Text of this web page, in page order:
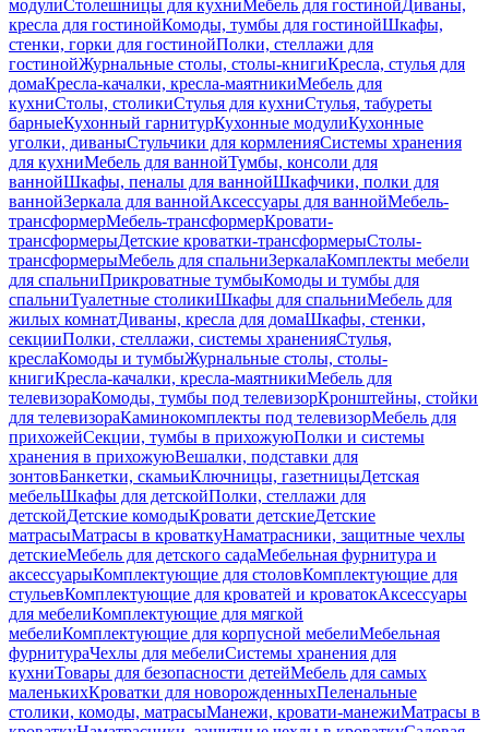
модулиСтолешницы для кухниМебель для гостинойДиваны,
кресла для гостинойКомоды, тумбы для гостинойШкафы,
стенки, горки для гостинойПолки, стеллажи для
гостинойЖурнальные столы, столы-книгиКресла, стулья для
домаКресла-качалки, кресла-маятникиМебель для
кухниСтолы, столикиСтулья для кухниСтулья, табуреты
барныеКухонный гарнитурКухонные модулиКухонные
уголки, диваныСтульчики для кормленияСистемы хранения
для кухниМебель для ваннойТумбы, консоли для
ваннойШкафы, пеналы для ваннойШкафчики, полки для
ваннойЗеркала для ваннойАксессуары для ваннойМебель-
трансформерМебель-трансформерКровати-
трансформерыДетские кроватки-трансформерыСтолы-
трансформерыМебель для спальниЗеркалаКомплекты мебели
для спальниПрикроватные тумбыКомоды и тумбы для
спальниТуалетные столикиШкафы для спальниМебель для
жилых комнатДиваны, кресла для домаШкафы, стенки,
секцииПолки, стеллажи, системы храненияСтулья,
креслаКомоды и тумбыЖурнальные столы, столы-
книгиКресла-качалки, кресла-маятникиМебель для
телевизораКомоды, тумбы под телевизорКронштейны, стойки
для телевизораКаминокомплекты под телевизорМебель для
прихожейСекции, тумбы в прихожуюПолки и системы
хранения в прихожуюВешалки, подставки для
зонтовБанкетки, скамьиКлючницы, газетницыДетская
мебельШкафы для детскойПолки, стеллажи для
детскойДетские комодыКровати детскиеДетские
матрасыМатрасы в кроваткуНаматрасники, защитные чехлы
детскиеМебель для детского садаМебельная фурнитура и
аксессуарыКомплектующие для столовКомплектующие для
стульевКомплектующие для кроватей и кроватокАксессуары
для мебелиКомплектующие для мягкой
мебелиКомплектующие для корпусной мебелиМебельная
фурнитураЧехлы для мебелиСистемы хранения для
кухниТовары для безопасности детейМебель для самых
маленькихКроватки для новорожденныхПеленальные
столики, комоды, матрасыМанежи, кровати-манежиМатрасы в